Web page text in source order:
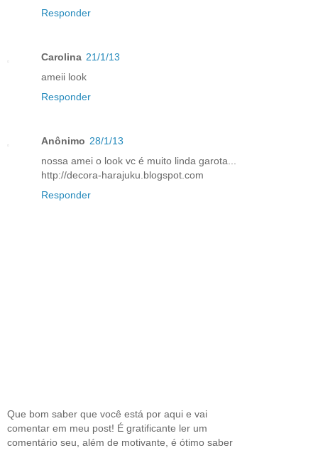
Responder
Carolina 21/1/13
ameii look
Responder
Anônimo 28/1/13
nossa amei o look vc é muito linda garota...
http://decora-harajuku.blogspot.com
Responder
Que bom saber que você está por aqui e vai
comentar em meu post! É gratificante ler um
comentário seu, além de motivante, é ótimo saber